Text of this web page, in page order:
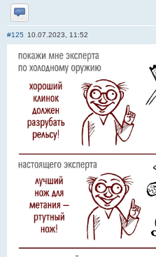
Отправить личное сообщение
#125 10.07.2023, 11:52